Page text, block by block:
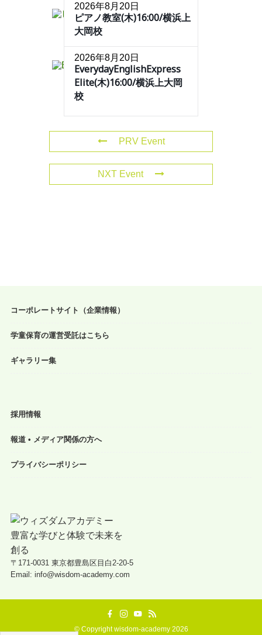
2026年8月20日
ピアノ教室(木)16:00/横浜上
大岡校
2026年8月20日
EverydayEnglishExpress
Elite(木)16:00/横浜上大岡
校
PRV Event
NXT Event
コーポレートサイト（企業情報）
学童保育の運営受託はこちら
ギャラリー集
採用情報
報道 • メディア関係の方へ
プライバシーポリシー
〒171-0031 東京都豊島区目白2-20-5
Email: info@wisdom-academy.com
©Copyright wisdom-academy 2026